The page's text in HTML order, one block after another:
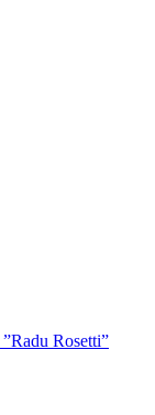
Rosetti”